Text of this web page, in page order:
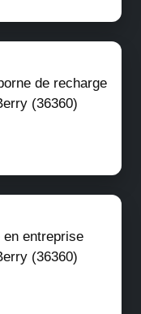
de recharge
(36360)
en entreprise
(36360)